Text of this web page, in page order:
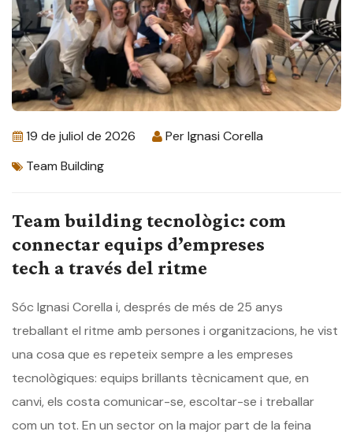
19 de juliol de 2026 PerIgnasi Corella
Team Building
Team building tecnològic: com
connectar equips d’empreses
tech a través del ritme
Sóc Ignasi Corella i, després de més de 25 anys
treballant el ritme amb persones i organitzacions, he vist
una cosa que es repeteix sempre a les empreses
tecnològiques: equips brillants tècnicament que, en
canvi, els costa comunicar-se, escoltar-se i treballar
com un tot. En un sector on la major part de la feina